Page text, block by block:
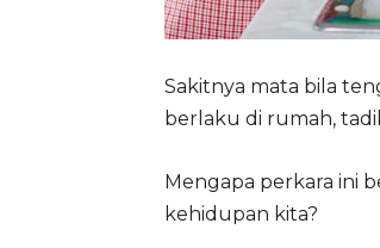
Sakitnya mata bila
berlaku di rumah,
Mengapa perkara ini
kehidupan kita?